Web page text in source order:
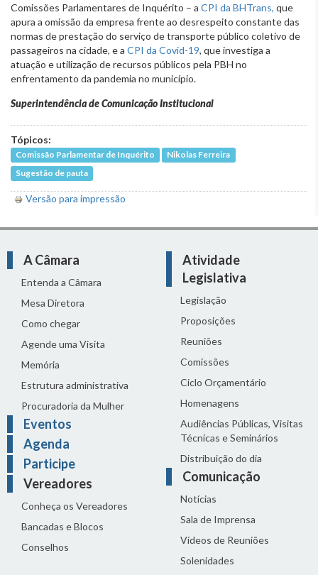
Comissões Parlamentares de Inquérito – a CPI da BHTrans, que
apura a omissão da empresa frente ao desrespeito constante das
normas de prestação do serviço de transporte público coletivo de
passageiros na cidade, e a CPI da Covid-19, que investiga a
atuação e utilização de recursos públicos pela PBH no
enfrentamento da pandemia no município.
Superintendência de Comunicação Institucional
Tópicos:
Comissão Parlamentar de Inquérito
Nikolas Ferreira
Sugestão de pauta
Versão para impressão
A Câmara
Entenda a Câmara
Mesa Diretora
Como chegar
Agende uma Visita
Memória
Estrutura administrativa
Procuradoria da Mulher
Eventos
Agenda
Participe
Vereadores
Conheça os Vereadores
Bancadas e Blocos
Conselhos
Atividade
Legislativa
Legislação
Proposições
Reuniões
Comissões
Ciclo Orçamentário
Homenagens
Audiências Públicas, Visitas
Técnicas e Seminários
Distribuição do dia
Comunicação
Notícias
Sala de Imprensa
Vídeos de Reuniões
Solenidades